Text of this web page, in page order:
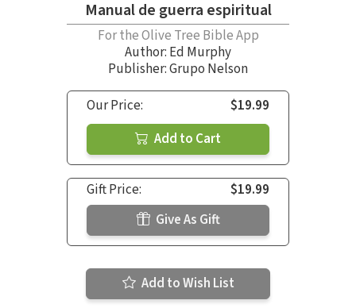
Manual de guerra espiritual
For the Olive Tree Bible App
Author: Ed Murphy
Publisher: Grupo Nelson
Our Price:
$19.99
Add to Cart
Gift Price:
$19.99
Give As Gift
Add to Wish List